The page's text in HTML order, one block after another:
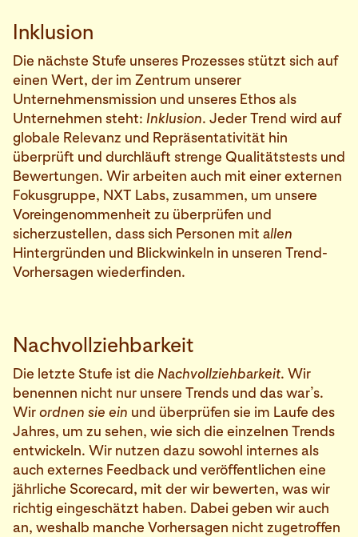
Inklusion
Die nächste Stufe unseres Prozesses stützt sich auf
einen Wert, der im Zentrum unserer
Unternehmensmission und unseres Ethos als
Unternehmen steht: Inklusion. Jeder Trend wird auf
globale Relevanz und Repräsentativität hin
überprüft und durchläuft strenge Qualitätstests und
Bewertungen. Wir arbeiten auch mit einer externen
Fokusgruppe, NXT Labs, zusammen, um unsere
Voreingenommenheit zu überprüfen und
sicherzustellen, dass sich Personen mit allen
Hintergründen und Blickwinkeln in unseren Trend-
Vorhersagen wiederfinden.
Nachvollziehbarkeit
Die letzte Stufe ist die Nachvollziehbarkeit. Wir
benennen nicht nur unsere Trends und das war’s.
Wirordnen sie ein und überprüfen sie im Laufe des
Jahres, um zu sehen, wie sich die einzelnen Trends
entwickeln. Wir nutzen dazu sowohl internes als
auch externes Feedback und veröffentlichen eine
jährliche Scorecard, mit der wir bewerten, was wir
richtig eingeschätzt haben. Dabei geben wir auch
an, weshalb manche Vorhersagen nicht zugetroffen